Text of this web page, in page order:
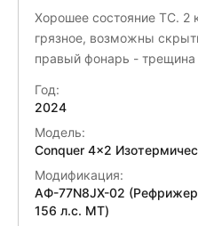
Хорошее состояние ТС. 2
грязное, возможны
правый фонарь -
Год:
2024
Модель:
Conquer 4x2
Модификация:
АФ-77N8JX-02
156 л.с. МТ)